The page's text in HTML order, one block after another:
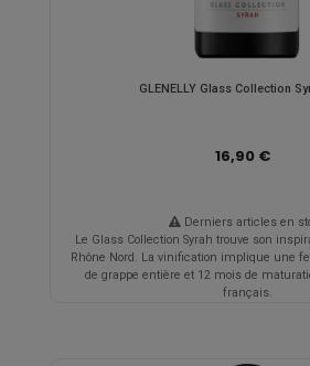
GLENELLY Glass Collection
16,90 €
Derniers articles en
Le Glass Collection Syrah trouve son
Rhône Nord. La vinification implique une
de grappe entière et 12 mois de
français.